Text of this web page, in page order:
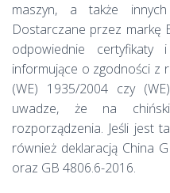
maszyn, a także
Dostarczane przez markę
odpowiednie certyfikaty
informujące o zgodności z
(WE) 1935/2004 czy
uwadze, że na
rozporządzenia. Jeśli jest
również deklaracją China
oraz GB 4806.6-2016.